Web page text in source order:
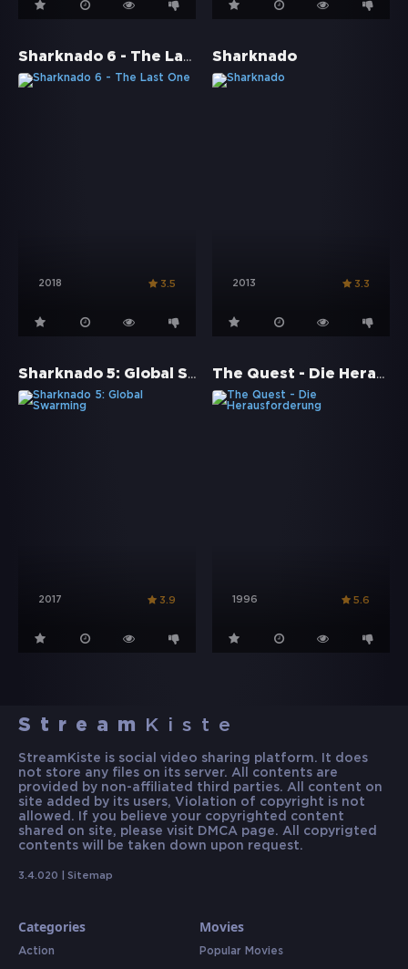
Sharknado 6 - The Last One
2018 3.5
Sharknado
2013 3.3
Sharknado 5: Global Swarming
2017 3.9
The Quest - Die Herausforderung
1996 5.6
Stream Kiste
StreamKiste is social video sharing platform. It does
not store any files on its server. All contents are
provided by non-affiliated third parties. All content on
site added by its users, Violation of copyright is not
allowed. If you believe your copyrighted content
shared on site, please visit DMCA page. All copyrigted
contents will be taken down upon request.
3.4.020 | Sitemap
Categories
Action
Movies
Popular Movies